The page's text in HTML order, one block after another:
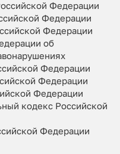
Федерации
Федерации
Федерации
об
Федерации
Федерации
Федерации
кодекс Российской
Федерации